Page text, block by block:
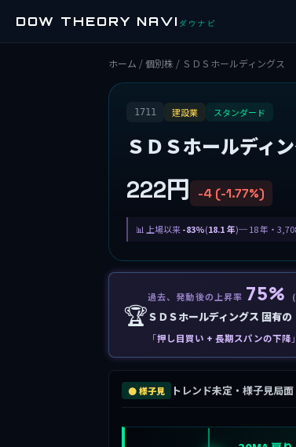
DOW THEORY NAVI ダウナビ
ホーム /個別株 / ＳＤＳホールディングス
1711 建設業 スタンダード
ＳＤＳホールディ
222円 -4 (-1.77%)
上場以来-83%(18.1 年)─ 18 年・
🏆
過去、発動後の上昇率 75%
ＳＤＳホールディングス 固有
「押し目買い + 長期スパンの下降
⚫ 様子見 トレンド未定・様子見局面